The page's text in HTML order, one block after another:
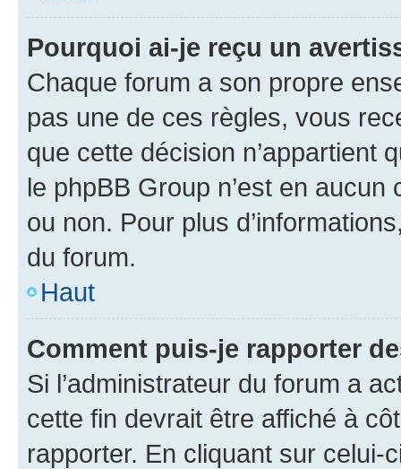
Pourquoi ai-je reçu un
Chaque forum a son propre
pas une de ces règles, vous
que cette décision n’appartient
le phpBB Group n’est en
ou non. Pour plus
du forum.
Haut
Comment puis-je rapporter
Si l’administrateur du forum a
cette fin devrait être affiché à
rapporter. En cliquant sur